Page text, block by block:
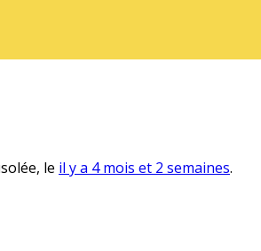
, le il y a 4 mois et 2 semaines.